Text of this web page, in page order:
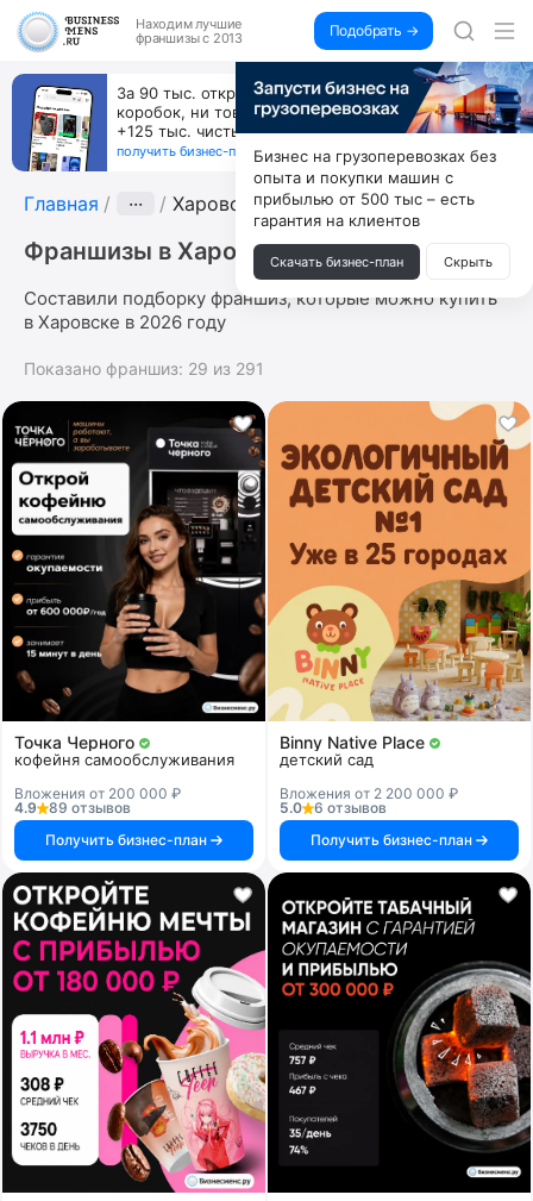
Находим лучшие
франшизы с 2013
Подобрать →
За 90 тыс. открой магазин на Авито, дома ни
коробок, ни товара, ни склада, зато каждый месяц
+125 тыс. чистыми
получить бизнес-план ↓
Главная ··· Харовск
Франшизы в Харовске
Составили подборку франшиз, которые можно купить
в Харовске в 2026 году
Показано франшиз: 29 из 291
Точка Черного
кофейня самообслуживания
Вложения от 200 000 ₽
4.9
89 отзывов
Получить бизнес-план
Binny Native Place
детский сад
Вложения от 2 200 000 ₽
5.0
6 отзывов
Получить бизнес-план
Бизнес на грузоперевозках без
опыта и покупки машин с
прибылью от 500 тыс – есть
гарантия на клиентов
Скачать бизнес-план Скрыть